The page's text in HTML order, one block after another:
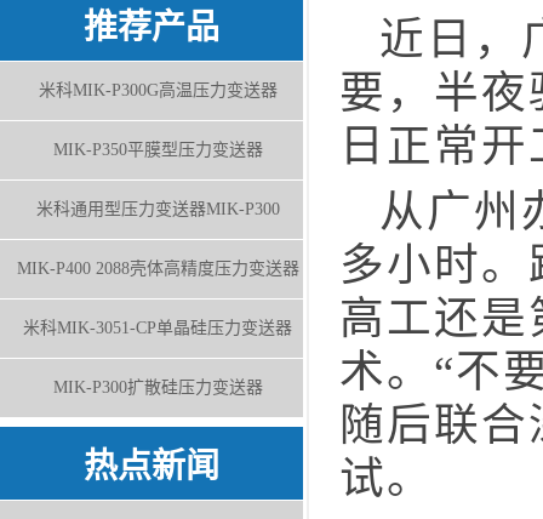
推荐产品
米科MIK-P300G高温压力变送器
MIK-P350平膜型压力变送器
米科通用型压力变送器MIK-P300
MIK-P400 2088壳体高精度压力变送器
米科MIK-3051-CP单晶硅压力变送器
MIK-P300扩散硅压力变送器
热点新闻
近日，
要，半
日正常
从广州
多小时
高工还
术。“不
随后联
试。